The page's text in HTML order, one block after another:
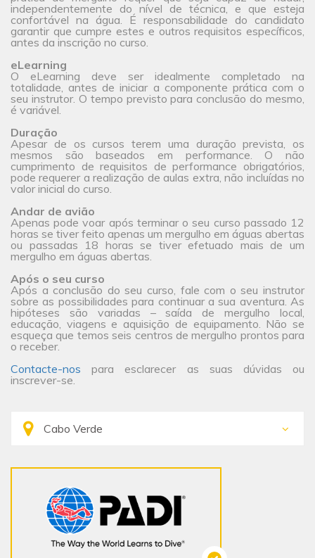
independentemente do nível de técnica, e que esteja
confortável na água. É responsabilidade do candidato
garantir que cumpre estes e outros requisitos específicos,
antes da inscrição no curso.
eLearning
O eLearning deve ser idealmente completado na
totalidade, antes de iniciar a componente prática com o
seu instrutor. O tempo previsto para conclusão do mesmo,
é variável.
Duração
Apesar de os cursos terem uma duração prevista, os
mesmos são baseados em performance. O não
cumprimento de requisitos de performance obrigatórios,
pode requerer a realização de aulas extra, não incluídas no
valor inicial do curso.
Andar de avião
Apenas pode voar após terminar o seu curso passado 12
horas se tiver feito apenas um mergulho em águas abertas
ou passadas 18 horas se tiver efetuado mais de um
mergulho em águas abertas.
Após o seu curso
Após a conclusão do seu curso, fale com o seu instrutor
sobre as possibilidades para continuar a sua aventura. As
hipóteses são variadas – saída de mergulho local,
educação, viagens e aquisição de equipamento. Não se
esqueça que temos seis centros de mergulho prontos para
o receber.
Contacte-nos para esclarecer as suas dúvidas ou
inscrever-se.